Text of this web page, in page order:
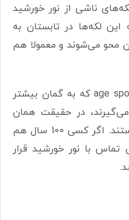
ناشی از نور خورشید
این لکه‌ها در تابستان به
محو می‌شوند و معمولا هم
ageکه به گمان بیشتر
در حقیقت همان
لکه‌های ناشی از نور خورشید هستند. اگر کسی 100 سال هم
با نور خورشید قرار
.